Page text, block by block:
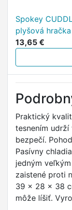
Spokey
plyšová
13,65 €
Praktický
tesnením
bezpečí.
Pasívny
jedným
zaistené proti
39 x 28 x 38
môže líšiť.